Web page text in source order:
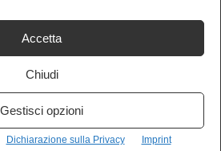
Accetta
Chiudi
Gestisci opzioni
Dichiarazione sulla Privacy Imprint
Shop